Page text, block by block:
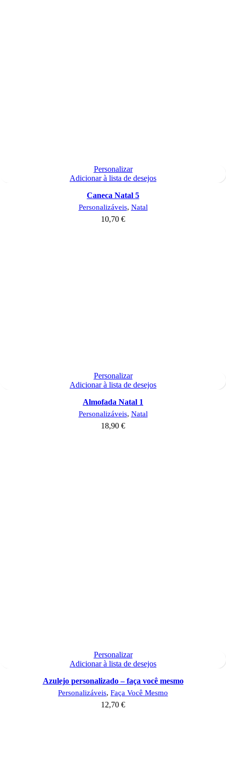
Personalizar
Adicionar à lista de desejos
Caneca Natal 5
Personalizáveis, Natal
10,70 €
Personalizar
Adicionar à lista de desejos
Almofada Natal 1
Personalizáveis, Natal
18,90 €
Personalizar
Adicionar à lista de desejos
Azulejo personalizado – faça você mesmo
Personalizáveis, Faça Você Mesmo
12,70 €